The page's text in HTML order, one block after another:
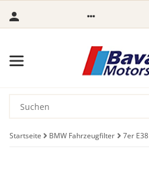
Startseite BMW Fahrzeugfilter 7er E38